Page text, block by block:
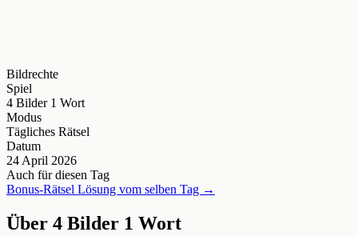
Bildrechte
Spiel
4 Bilder 1 Wort
Modus
Tägliches Rätsel
Datum
24 April 2026
Auch für diesen Tag
Bonus-Rätsel Lösung vom selben Tag →
Über 4 Bilder 1 Wort